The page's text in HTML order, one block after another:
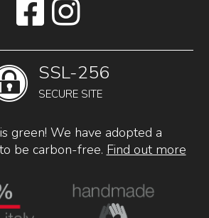
SSL-256
SECURE SITE
green! We have adopted a
be carbon-free. Find out more